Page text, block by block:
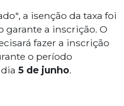
a isenção da taxa foi
garante a inscrição. O
fazer a inscrição
o período
5 de junho.